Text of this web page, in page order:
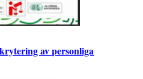
av personliga